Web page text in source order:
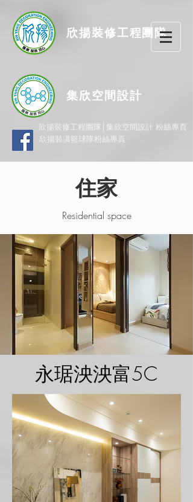
欣揚裝修工程團隊
集欣空間設計
欣揚裝修工程團隊│集欣空間設計 粉絲專頁
欣揚裝潢籃球隊粉絲專頁
住家
Residential space
永琚泱泱富5C